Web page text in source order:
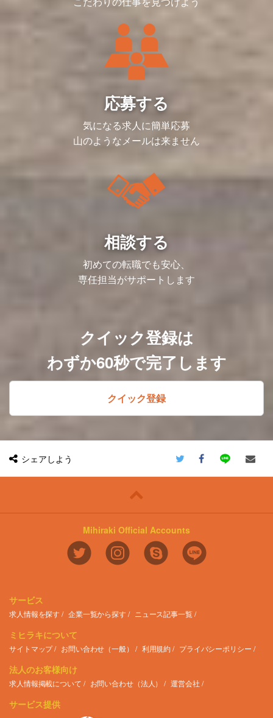
ャレンジしスキルアップが叶えられるポジ
※経理課・財務課はそれぞれ5名体制で業
務を行っております。
応募する
気になる求人に簡単応募
山のようなメールは来ません
相談する
初めての転職でも安心、
専任担当がサポートします
クイック登録は
わずか60秒で完了します
クイック登録
シェアしよう
Mihiraki Official Accounts
サービス
求人情報を探す 企業一覧から探す ニュース記事一覧
ミヒラキについて
サイトマップ お問い合わせ（一般） 利用規約 プライバシーポリシー
法人のお客様向け
求人情報掲載について お問い合わせ（法人） 運営会社
サービス提供